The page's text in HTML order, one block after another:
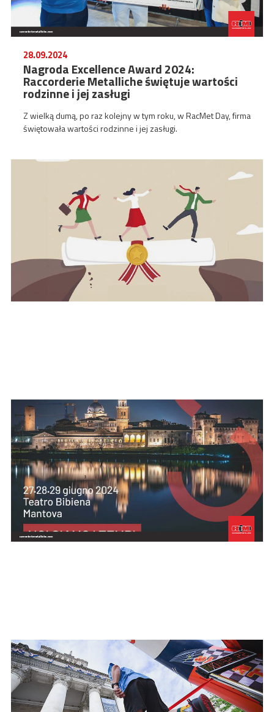
28.09.2024
Nagroda Excellence Award 2024:
Raccorderie Metalliche świętuje wartości
rodzinne i jej zasługi
Z wielką dumą, po raz kolejny w tym roku, w RacMet Day, firma
świętowała wartości rodzinne i jej zasługi.